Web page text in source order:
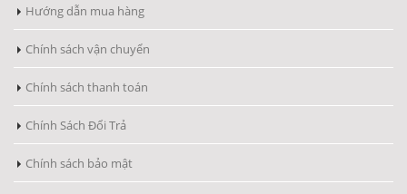
Hướng dẫn mua hàng
Chính sách vận chuyển
Chính sách thanh toán
Chính Sách Đổi Trả
Chính sách bảo mật